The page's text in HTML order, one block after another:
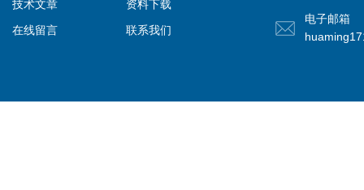
技术文章
资料下载
在线留言
联系我们
电子邮箱